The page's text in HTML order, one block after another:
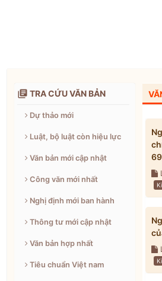
 TRA CỨU VĂN BẢN
Dự thảo mới
Luật, bộ luật còn hiệu lực
Văn bản mới cập nhật
Công văn mới nhất
Nghị định mới ban hành
Thông tư mới cập nhật
Văn bản hợp nhất
Tiêu chuẩn Việt nam